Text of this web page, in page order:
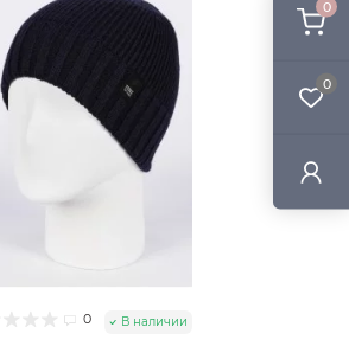
0
0
0 В наличии